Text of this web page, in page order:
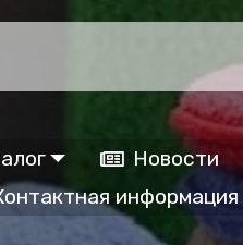
Новости
информация